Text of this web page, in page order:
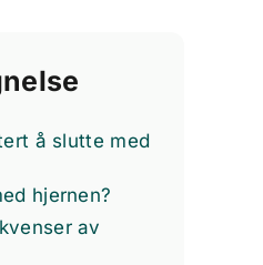
å slutte med
hjernen?
av